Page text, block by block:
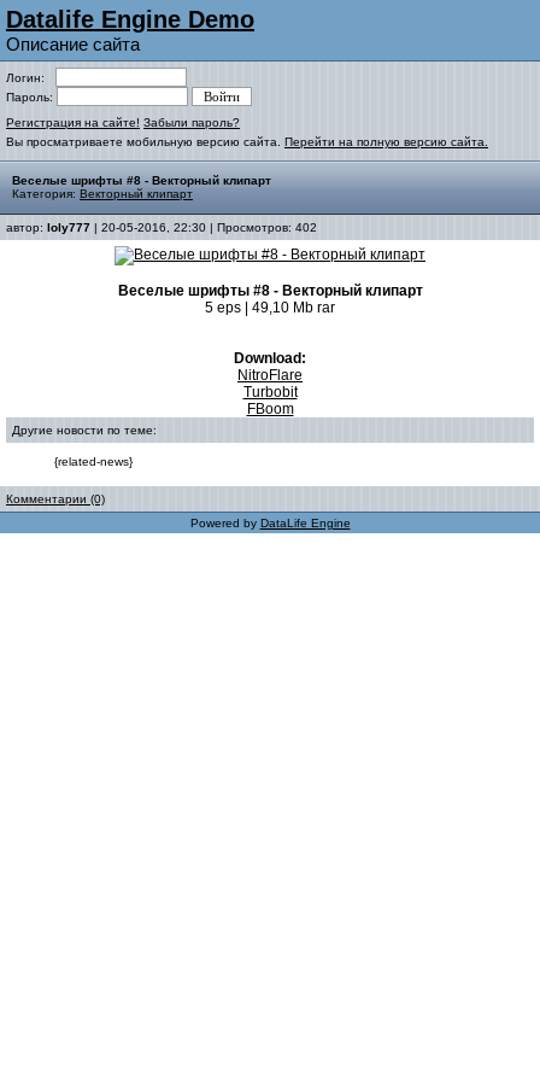
Datalife Engine Demo
Описание сайта
Логин:
Пароль:
Регистрация на сайте! Забыли пароль?
Вы просматриваете мобильную версию сайта. Перейти на полную версию сайта.
Веселые шрифты #8 - Векторный клипарт
Категория: Векторный клипарт
автор: loly777 | 20-05-2016, 22:30 | Просмотров: 402
Веселые шрифты #8 - Векторный клипарт
5 eps | 49,10 Mb rar
Download:
NitroFlare
Turbobit
FBoom
Другие новости по теме:
{related-news}
Комментарии (0)
Powered by DataLife Engine